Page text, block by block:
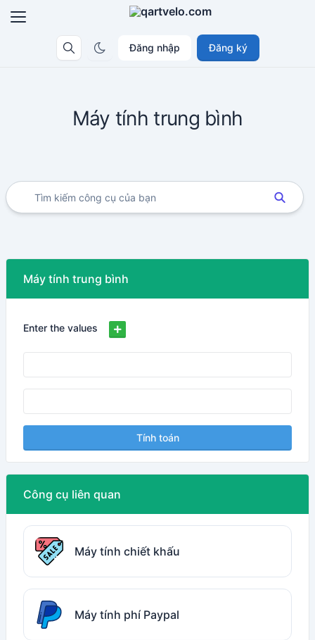
Đăng nhập Đăng ký
Máy tính trung bình
Máy tính trung bình
Enter the values
Tính toán
Công cụ liên quan
Máy tính chiết khấu
Máy tính phí Paypal